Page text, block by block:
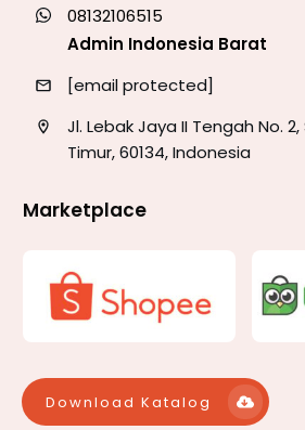
08132106515
Admin Indonesia Barat
[email protected]
Jl. Lebak Jaya II Tengah No.
Timur, 60134, Indonesia
Marketplace
Download Katalog